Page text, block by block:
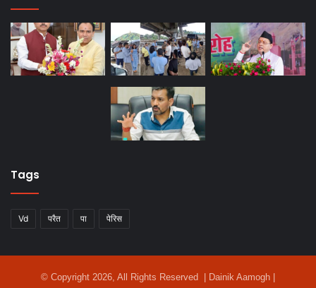
Tags
Vd परैत पा पेरिस
© Copyright 2026, All Rights Reserved | Dainik Aamogh |